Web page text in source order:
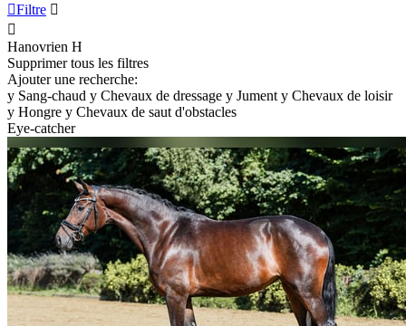
Filtre 

Hanovrien H
Supprimer tous les filtres
Ajouter une recherche:
y Sang-chaud y Chevaux de dressage y Jument y Chevaux de loisir
y Hongre y Chevaux de saut d'obstacles
Eye-catcher